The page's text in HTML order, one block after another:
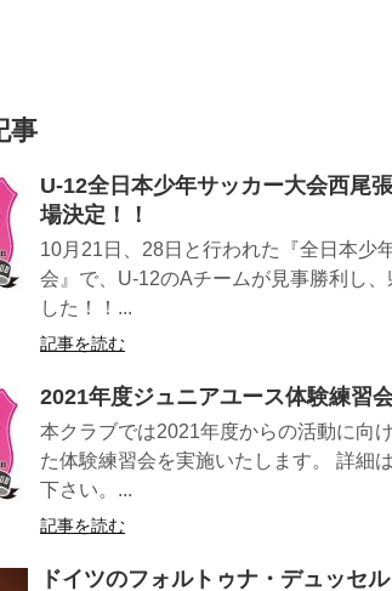
事
U-12全日本少年サッカー大会西尾
場決定！！
10月21日、28日と行われた『全日本少
会』で、U-12のAチームが見事勝利し
した！！...
記事を読む
2021年度ジュニアユース体験練習
本クラブでは2021年度からの活動に向
た体験練習会を実施いたします。 詳細
下さい。...
記事を読む
ドイツのフォルトゥナ・デュッセ